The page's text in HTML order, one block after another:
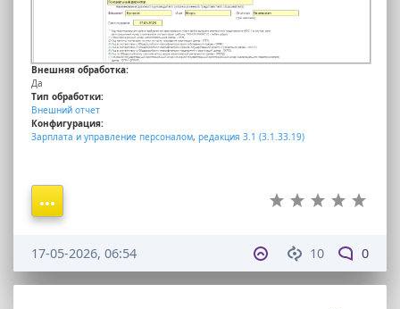
Внешняя обработка:
Да
Тип обработки:
Внешний отчет
Конфигурация:
Зарплата и управление персоналом, редакция 3.1 (3.1.33.19)
10 0
17-05-2026, 06:54